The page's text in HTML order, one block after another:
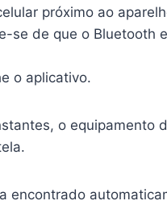
próximo ao
se de que o Bluetooth
o aplicativo.
o equipamento
encontrado